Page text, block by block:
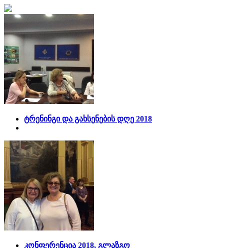
ტრენინგი და გახსენების დღე 2018
კონფერენცია 2018, გლაზგო